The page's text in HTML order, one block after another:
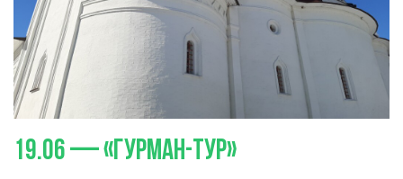
19.06—«Гурман-тур»